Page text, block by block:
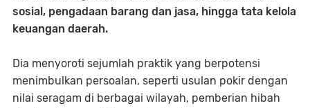
sosial, pengadaan barang dan jasa, hingga tata kelola
keuangan daerah.
Dia menyoroti sejumlah praktik yang berpotensi
menimbulkan persoalan, seperti usulan pokir dengan
nilai seragam di berbagai wilayah, pemberian hibah